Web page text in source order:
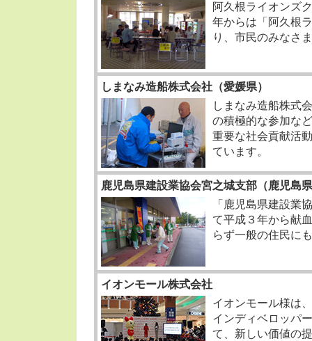
阿久根ライオンズ
年からは「阿久根
り、市民のみなさ
しまなみ造船株式会社（愛媛県）
しまなみ造船株式
の積極的な参加な
重要な社会貢献活
ています。
鹿児島県建設業協会宮之城支部（鹿児島
「鹿児島県建設業
て平成３年から献
らず一般の住民に
イオンモール株式会社
イオンモール様は
インディベロッパ
て、新しい価値の